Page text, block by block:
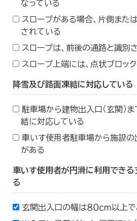
なっている
スロープがある場合、片側また
されている
スロープは、前後の通路と識別
スロープ上端には、点状ブロッ
降雪及び路面凍結に対応している
駐車場から建物出入口（玄関）
結に対応している
車いす使用者駐車場から施設の
がある
車いす使用者が円滑に利用できる
る
玄関出入口の幅は８０ｃｍ以上